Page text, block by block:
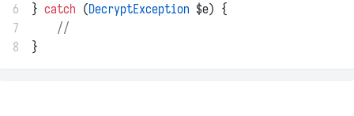
6
} catch (DecryptException $e) {
7
//
8
}